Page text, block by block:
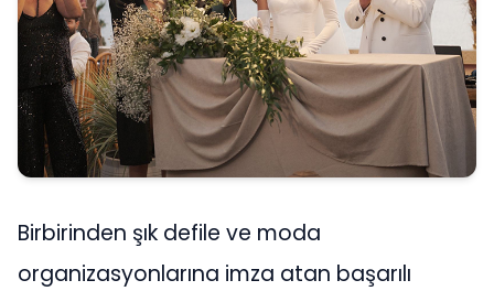
Birbirinden şık defile ve moda
organizasyonlarına imza atan başarılı